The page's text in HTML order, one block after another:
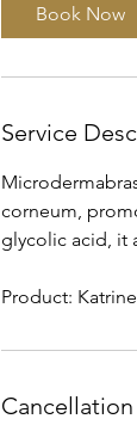
Book Now
Service
corneum,
glycolic acid, it
Product: